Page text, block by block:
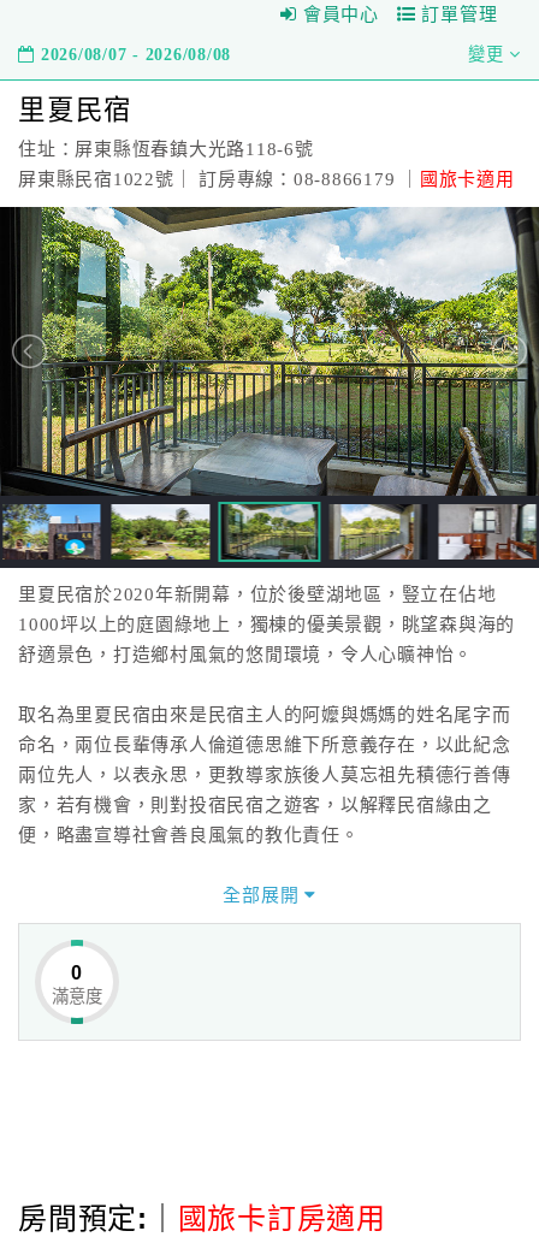
會員中心 訂單管理
2026/08/07 - 2026/08/08 變更
里夏民宿
住址：屏東縣恆春鎮大光路118-6號
屏東縣民宿1022號｜ 訂房專線：08-8866179 ｜
國旅卡適用
里夏民宿於2020年新開幕，位於後壁湖地區，豎立在佔地
1000坪以上的庭園綠地上，獨棟的優美景觀，眺望森與海的
舒適景色，打造鄉村風氣的悠閒環境，令人心曠神怡。
取名為里夏民宿由來是民宿主人的阿嬤與媽媽的姓名尾字而
命名，兩位長輩傳承人倫道德思維下所意義存在，以此紀念
兩位先人，以表永思，更教導家族後人莫忘祖先積德行善傳
家，若有機會，則對投宿民宿之遊客，以解釋民宿緣由之
便，略盡宣導社會善良風氣的教化責任。
里夏民宿坐落之土地為農地，經過數年農作再申請農舍，完
成後將自住多餘空間呈報申請民宿使用，民宿建築設計結構
採用鋼骨混凝土配合牆版速固網所組立，整體房子混凝土澆
注採用無模板一次完成。
建築師的專業設計中選用以簡約平實手法配合粉刷採用透氣
民宿客房與衛浴放置間格局設計動線流暢，一進門採光明
全部展開
0
滿意度
房間預定:｜ 國旅卡訂房適用